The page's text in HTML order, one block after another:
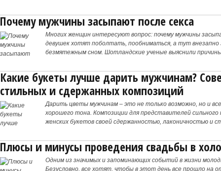
Почему мужчины засыпают после секса
Многих женщин интересуют вопрос: почему мужчины
девушек хотят поболтать, пообниматься, а тут
безмятежным сном. Шотландские ученые выяснили
Какие букеты лучше дарить мужчинам?
стильных и сдержанных композиций
Дарить цветы мужчинам – это не только возможно, но и
хорошего тона. Композиции для представителей
женских букетов своей сдержанностью, лаконичностью и
Плюсы и минусы проведения свадьбы в
Одним из значимых и запоминающих событий в жизни
Безусловно, все хотят, чтобы в этот день все прошло на